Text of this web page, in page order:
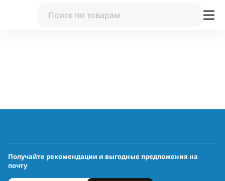
Получайте рекомендации и выгодные предложения на
почту